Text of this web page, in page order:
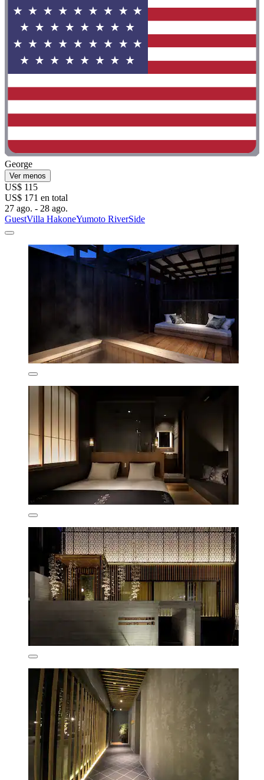
George
Ver menos
US$ 115
US$ 171 en total
27 ago. - 28 ago.
GuestVilla HakoneYumoto RiverSide